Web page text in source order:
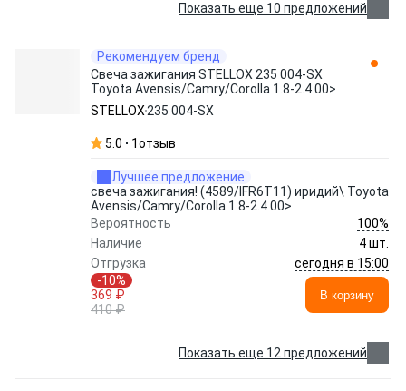
Показать еще 10 предложений
Рекомендуем бренд
Свеча зажигания STELLOX 235 004-SX
Toyota Avensis/Camry/Corolla 1.8-2.4 00>
STELLOX 235 004-SX
5.0 1отзыв
Лучшее предложение
свеча зажигания! (4589/IFR6T11) иридий\ Toyota
Avensis/Camry/Corolla 1.8-2.4 00>
Вероятность
100%
Наличие
4 шт.
Отгрузка
сегодня в 15:00
-10%
369 ₽
410 ₽
В корзину
Показать еще 12 предложений